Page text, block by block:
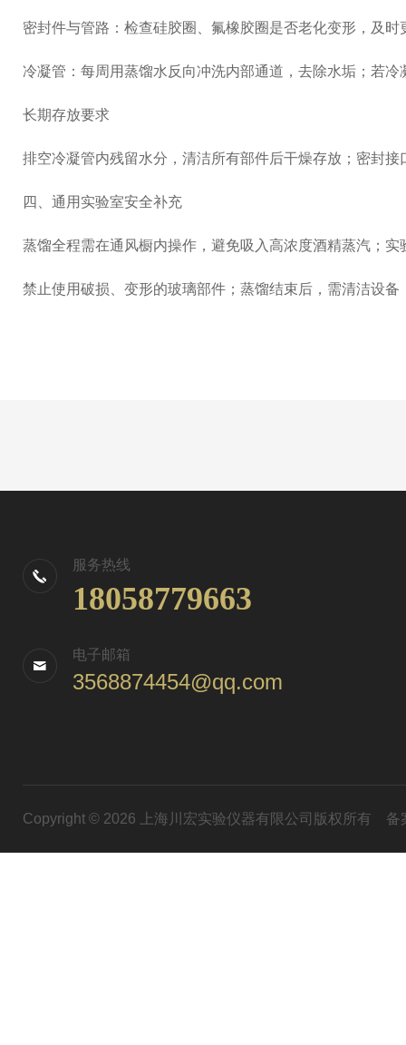
密封件与管路：检查硅胶圈、氟橡胶圈是否老化变形，及
冷凝管：每周用蒸馏水反向冲洗内部通道，去除水垢；若
长期存放要求
排空冷凝管内残留水分，清洁所有部件后干燥存放；密封
四、通用实验室安全补充
蒸馏全程需在通风橱内操作，避免吸入高浓度酒精蒸汽；
禁止使用破损、变形的玻璃部件；蒸馏结束后，需清洁设
服务热线
18058779663
电子邮箱
3568874454@qq.com
Copyright © 2026 上海川宏实验仪器有限公司版权所有 备